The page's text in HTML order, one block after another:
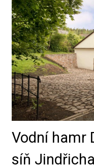
Vodní hamr
síň